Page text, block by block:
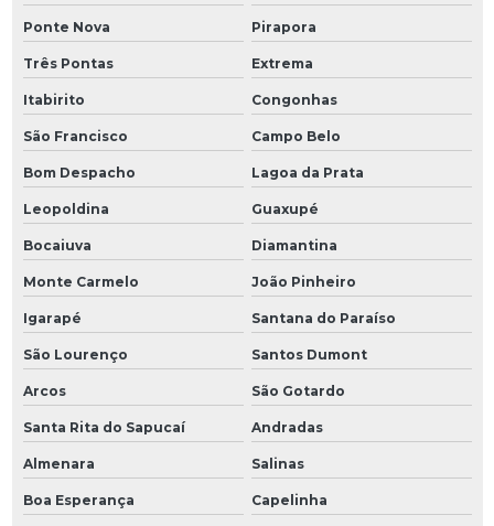
Ponte Nova Pirapora
Três Pontas Extrema
Itabirito Congonhas
São Francisco Campo Belo
Bom Despacho Lagoa da Prata
Leopoldina Guaxupé
Bocaiuva Diamantina
Monte Carmelo João Pinheiro
Igarapé Santana do Paraíso
São Lourenço Santos Dumont
Arcos São Gotardo
Santa Rita do Sapucaí Andradas
Almenara Salinas
Boa Esperança Capelinha